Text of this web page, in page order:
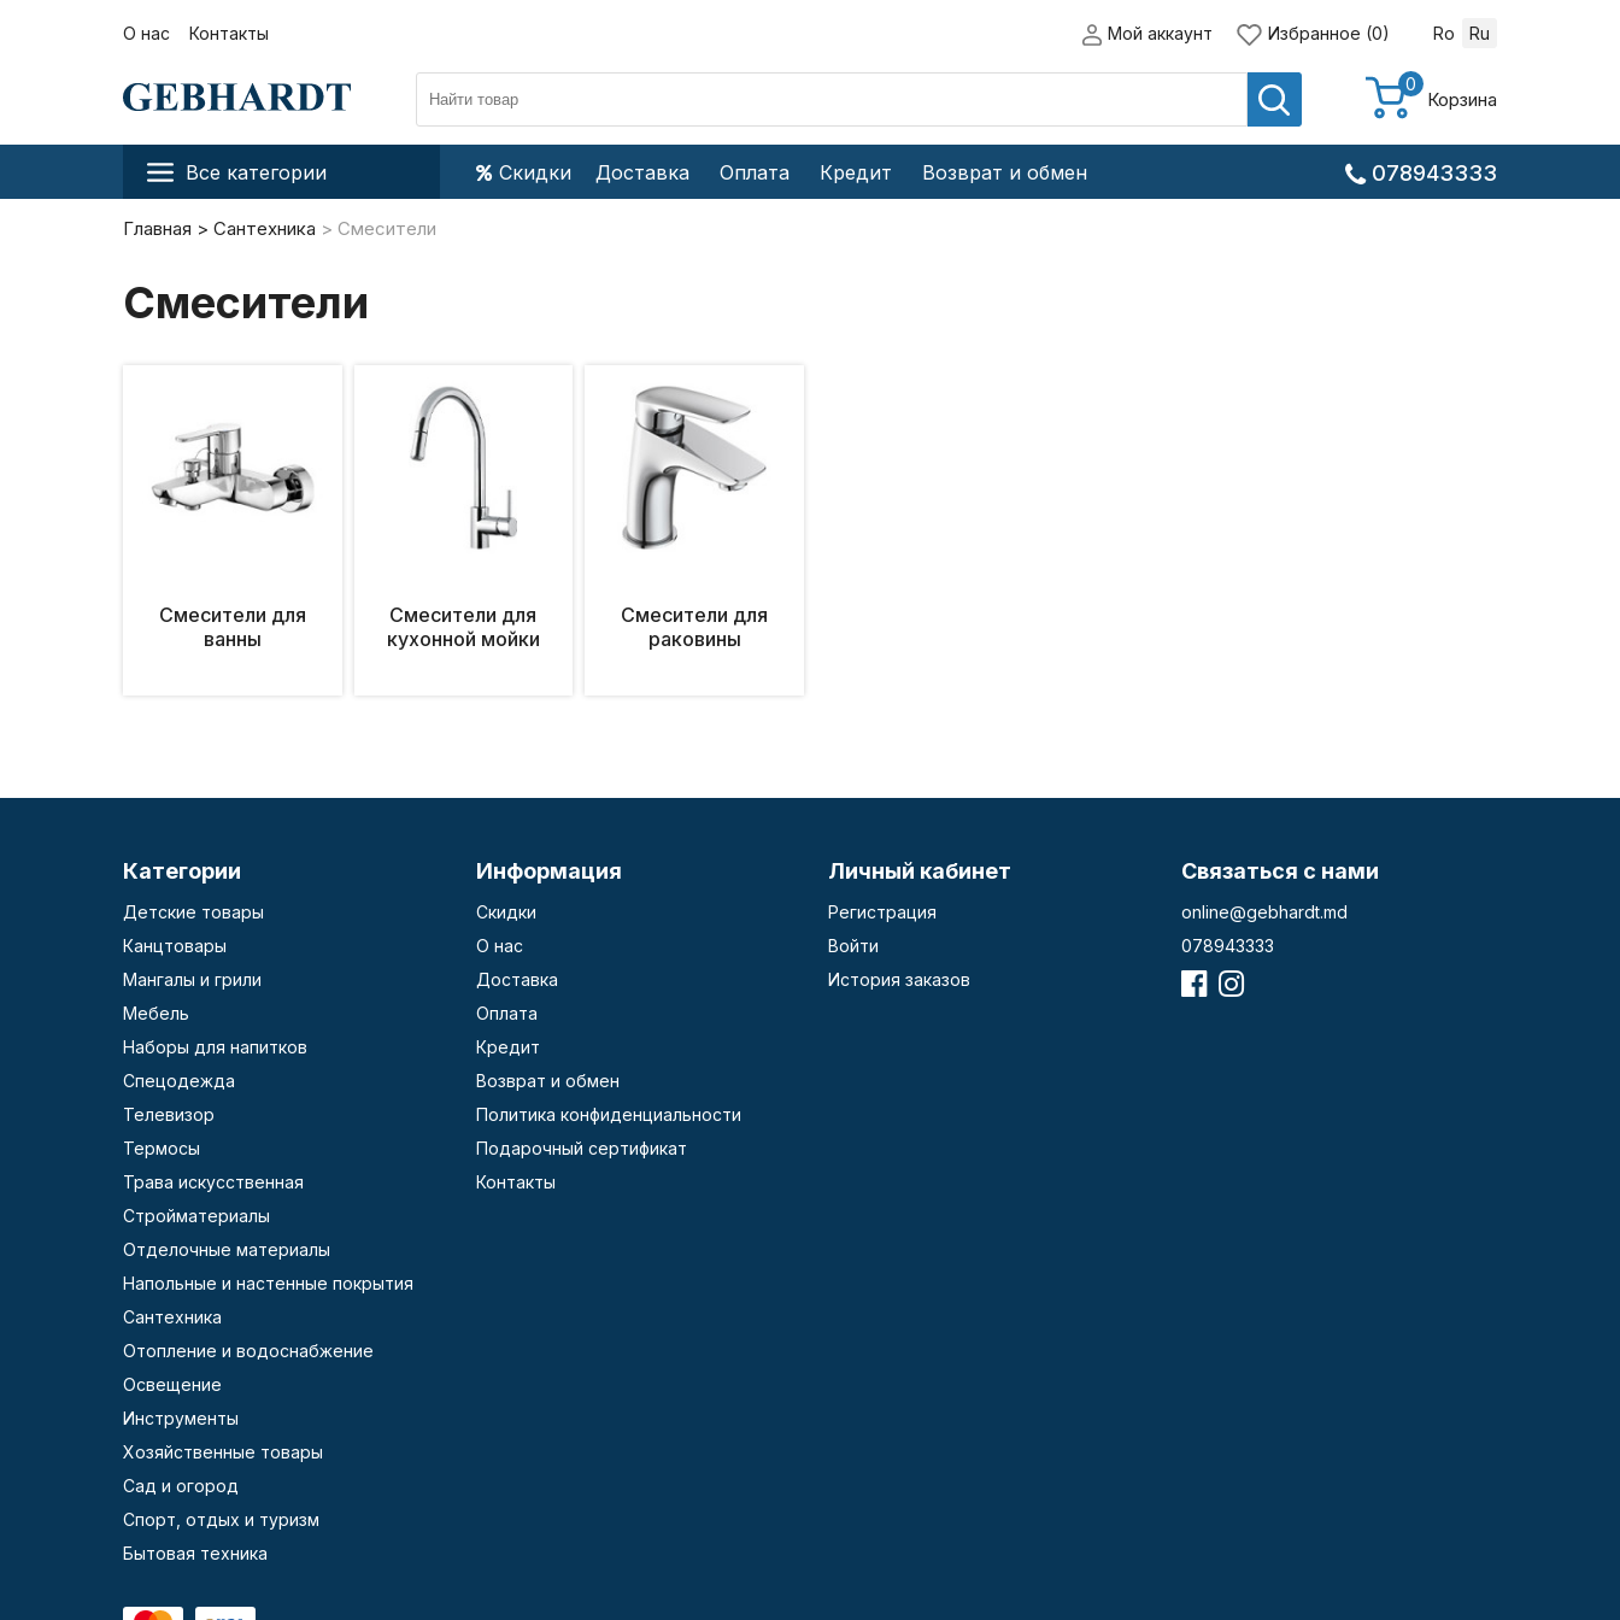
О нас Контакты Мой аккаунт Избранное (0) Ro Ru
0
Корзина
Все категории Скидки Доставка Оплата Кредит Возврат и обмен 078943333
Главная Сантехника Смесители
Смесители
Смесители для
ванны
Смесители для
кухонной мойки
Смесители для
раковины
Категории
Детские товары
Канцтовары
Мангалы и грили
Мебель
Наборы для напитков
Спецодежда
Телевизор
Термосы
Трава искусственная
Стройматериалы
Отделочные материалы
Напольные и настенные покрытия
Сантехника
Отопление и водоснабжение
Освещение
Инструменты
Хозяйственные товары
Сад и огород
Спорт, отдых и туризм
Бытовая техника
Информация
Скидки
О нас
Доставка
Оплата
Кредит
Возврат и обмен
Политика конфиденциальности
Подарочный сертификат
Контакты
Личный кабинет
Регистрация
Войти
История заказов
Связаться с нами
online@gebhardt.md
078943333